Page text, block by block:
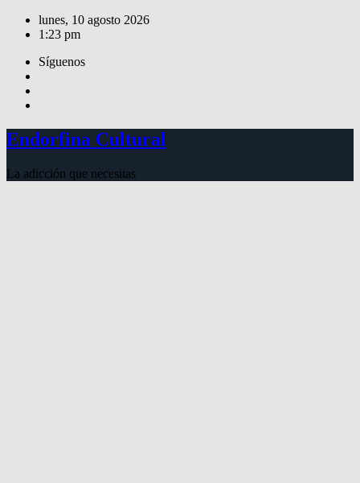
Saltar
lunes, 10 agosto 2026
1:23 pm
Síguenos
Endorfina Cultural
La adicción que necesitas